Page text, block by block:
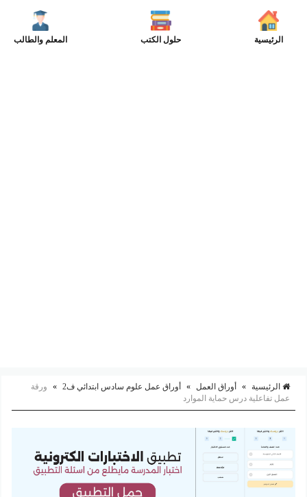
الرئيسية حلول الكتب المعلم والطالب
الرئيسية » أوراق العمل » أوراق عمل علوم سادس ابتدائي ف2 »
ورقة
عمل تفاعلية درس حماية الموارد